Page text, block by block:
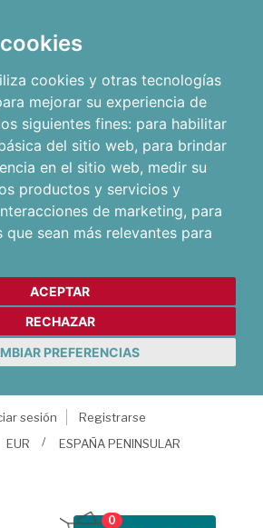
cookies y otras tecnologías
mejorar su experiencia de
siguientes fines: para habilitar
del sitio web, para brindar
en el sitio web, medir su
productos y servicios y
de marketing, para
que sean más relevantes para
ACEPTAR
RECHAZAR
PREFERENCIAS
sesión
Registrarse
EUR ESPAÑA PENINSULAR
0